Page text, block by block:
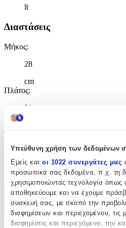
Υπεύθυνη χρήση των δεδομένων
Εμείς και οι 1022 συνεργάτες μας
προσωπικά σας δεδομένα, π.χ. τη
χρησιμοποιώντας τεχνολογία όπως
αποθηκεύουμε και να έχουμε
συσκευή σας, με σκοπό την
διαφημίσεων και περιεχομένου, τις
διαφημίσεις και περιεχόμενο, την
lt
Διαστάσεις
Μήκος:
28
cm
Πλάτος:
21
45
Χαρακτηριστικά
+